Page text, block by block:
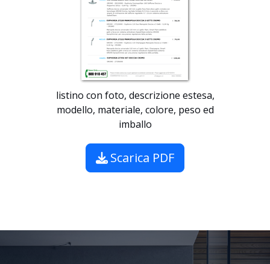
listino con foto, descrizione estesa,
modello, materiale, colore, peso ed
imballo
Scarica PDF